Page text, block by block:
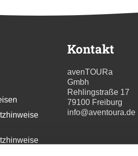
Kontakt
avenTOURa
Gmbh
Rehlingstraße 17
79100 Freiburg
info@aventoura.de